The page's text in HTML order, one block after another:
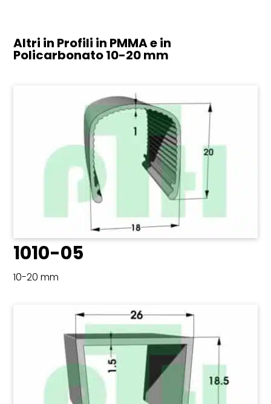
Altri in Profili in PMMA e in
Policarbonato10-20 mm
1010-05
10-20 mm